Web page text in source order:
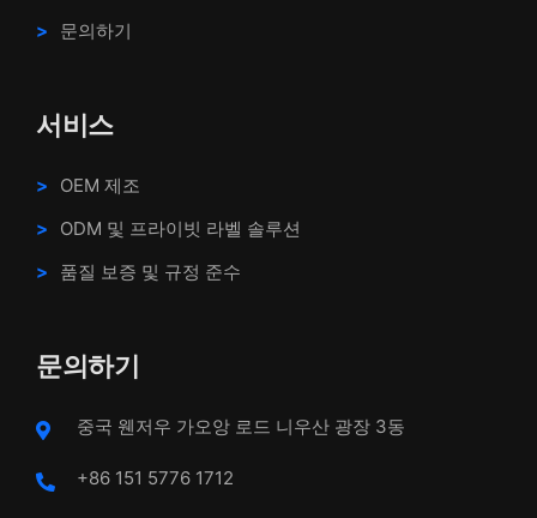
문의하기
서비스
OEM 제조
ODM 및 프라이빗 라벨 솔루션
품질 보증 및 규정 준수
문의하기
중국 웬저우 가오앙 로드 니우산 광장 3동
+86 151 5776 1712